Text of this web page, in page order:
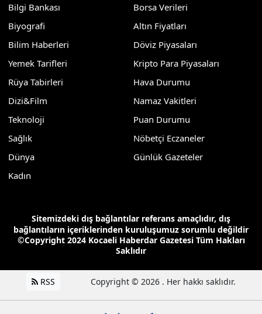
Bilgi Bankası
Biyografi
Bilim Haberleri
Yemek Tarifleri
Rüya Tabirleri
Dizi&Film
Teknoloji
Sağlık
Dünya
Kadın
Borsa Verileri
Altın Fiyatları
Döviz Piyasaları
Kripto Para Piyasaları
Hava Durumu
Namaz Vakitleri
Puan Durumu
Nöbetçi Eczaneler
Günlük Gazeteler
Sitemizdeki dış bağlantılar referans amaçlıdır, dış
bağlantıların içeriklerinden kuruluşumuz sorumlu değildir
©Copyright 2024 Kocaeli Haberdar Gazetesi Tüm Hakları
Saklıdır
RSS Copyright © 2026 . Her hakkı saklıdır.